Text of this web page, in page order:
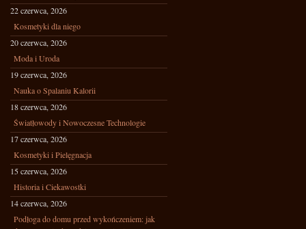
22 czerwca, 2026
Kosmetyki dla niego
20 czerwca, 2026
Moda i Uroda
19 czerwca, 2026
Nauka o Spalaniu Kalorii
18 czerwca, 2026
Światłowody i Nowoczesne Technologie
17 czerwca, 2026
Kosmetyki i Pielęgnacja
15 czerwca, 2026
Historia i Ciekawostki
14 czerwca, 2026
Podłoga do domu przed wykończeniem: jak